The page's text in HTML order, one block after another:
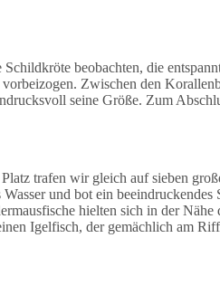
beobachten, die
Zwischen den
seine Größe. Zum
trafen wir gleich auf sieben
und bot ein
hielten sich in der
Igelfisch, der gemächlich am